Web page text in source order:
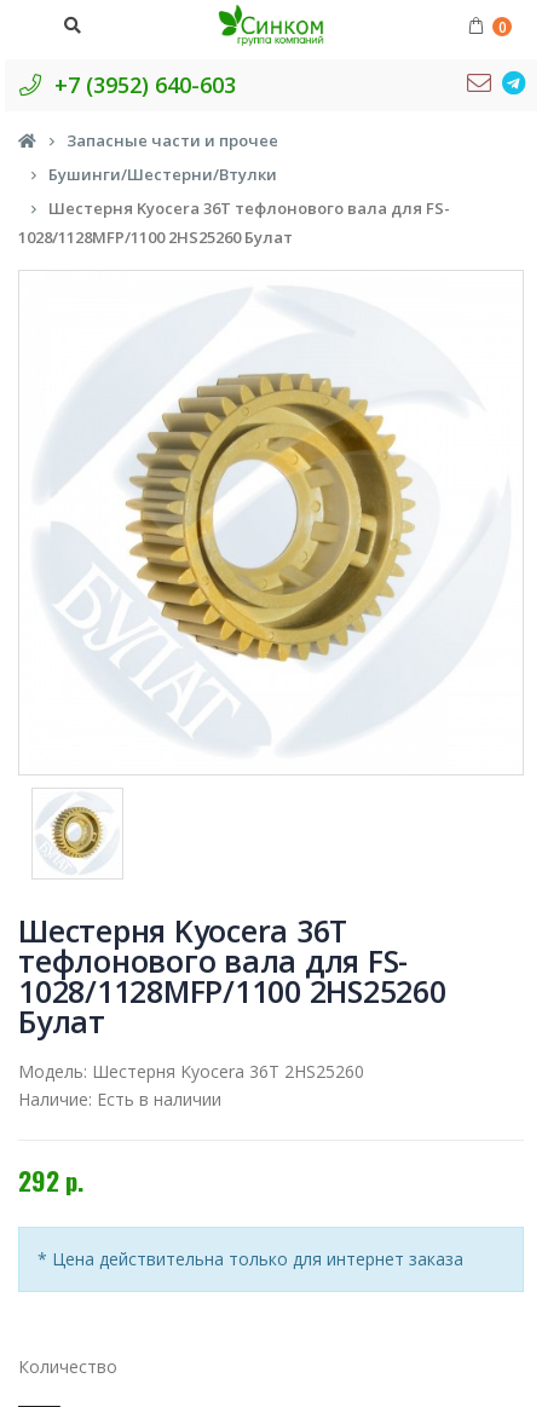
0
+7 (3952) 640-603
Запасные части и прочее
Бушинги/Шестерни/Втулки
Шестерня Kyocera 36T тефлонового вала для FS-
1028/1128MFP/1100 2HS25260 Булат
Шестерня Kyocera 36T
тефлонового вала для FS-
1028/1128MFP/1100 2HS25260
Булат
Модель: Шестерня Kyocera 36T 2HS25260
Наличие: Есть в наличии
292 р.
* Цена действительна только для интернет заказа
Количество